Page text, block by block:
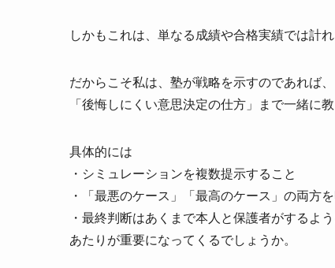
しかもこれは、単なる成績や合格実績では計
だからこそ私は、塾が戦略を示すのであれば、
「後悔しにくい意思決定の仕方」まで一緒に
具体的には
・シミュレーションを複数提示すること
・「最悪のケース」「最高のケース」の両方
・最終判断はあくまで本人と保護者がするよ
あたりが重要になってくるでしょうか。